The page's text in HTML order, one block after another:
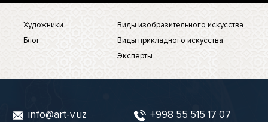
Художники
Блог
Виды изобразительного искусства
Виды прикладного искусства
Эксперты
info@art-v.uz
+998 55 515 17 07